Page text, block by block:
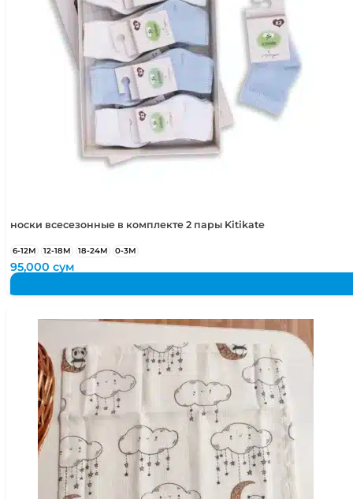
5-6 лет 110-116 см
носки всесезонные в комплекте 2 пары Kitikate
6-12М 12-18М 18-24М 0-3М
95,000сум